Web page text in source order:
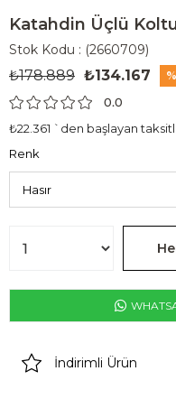
Katahdin Üçlü
Stok Kodu (2660709)
₺178.889 ₺134.167
0.0
₺22.361 `den başlayan
Renk
İndirimli Ürün